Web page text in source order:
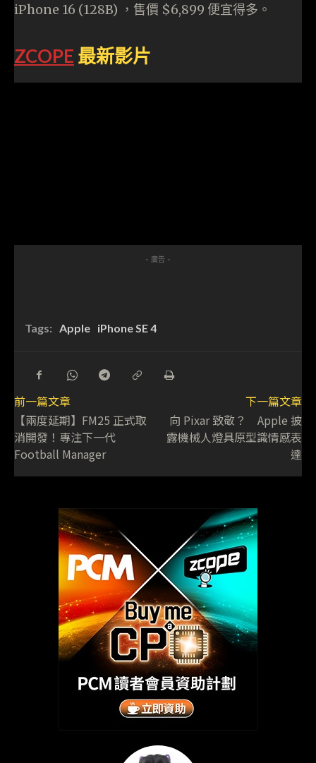
iPhone 16 (128B) ，售價 $6,899 便宜得多。
ZCOPE 最新影片
- 廣告 -
Tags: Apple iPhone SE 4
前一篇文章
【兩度延期】FM25 正式取
消開發！專注下一代
Football Manager
下一篇文章
向 Pixar 致敬？ Apple 披
露機械人燈具原型識情感表
達